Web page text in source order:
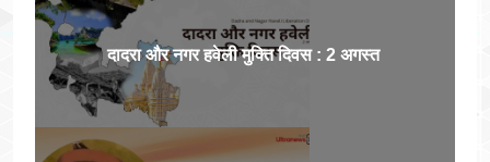
दादरा और नगर हवेली मुक्ति दिवस : 2 अगस्त